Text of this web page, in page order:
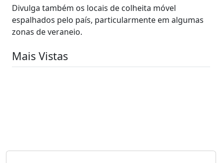
Divulga também os locais de colheita móvel
espalhados pelo país, particularmente em algumas
zonas de veraneio.
Mais Vistas